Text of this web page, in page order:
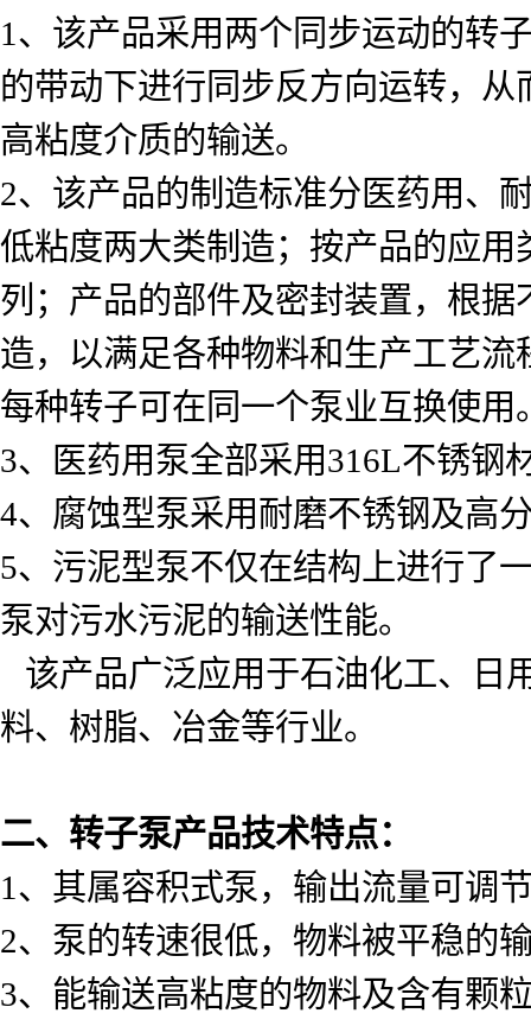
1 、该产品采用两个同步运动的转
的带动下进行同步反方向运转，
高粘度介质的输送。
2、该产品的制造标准分医药用、
低粘度两大类制造；按产品的应
列；产品的部件及密封装置，根
造，以满足各种物料和生产工艺
每种转子可在同一个泵业互换使用
3、医药用泵全部采用316L不锈钢
4、腐蚀型泵采用耐磨不锈钢及高
5、污泥型泵不仅在结构上进行了
泵对污水污泥的输送性能。
该产品广泛应用于石油化工、日
料、树脂、冶金等行业。
二、转子泵产品技术特点：
1 、其属容积式泵，输出流量可调
2、泵的转速很低，物料被平稳的
3、能输送高粘度的物料及含有颗